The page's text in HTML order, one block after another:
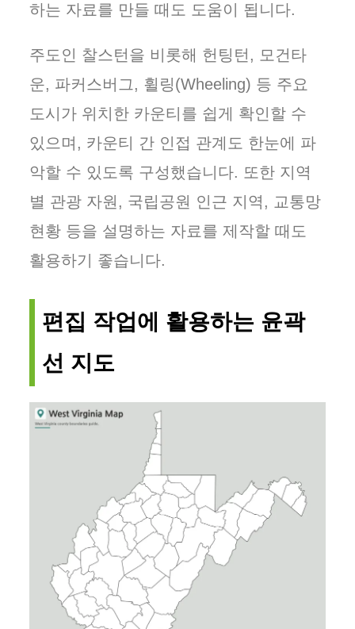
하는 자료를 만들 때도 도움이 됩니다.
주도인 찰스턴을 비롯해 헌팅턴, 모건타
운, 파커스버그, 휠링(Wheeling) 등 주요
도시가 위치한 카운티를 쉽게 확인할 수
있으며, 카운티 간 인접 관계도 한눈에 파
악할 수 있도록 구성했습니다. 또한 지역
별 관광 자원, 국립공원 인근 지역, 교통망
현황 등을 설명하는 자료를 제작할 때도
활용하기 좋습니다.
편집 작업에 활용하는 윤곽
선 지도